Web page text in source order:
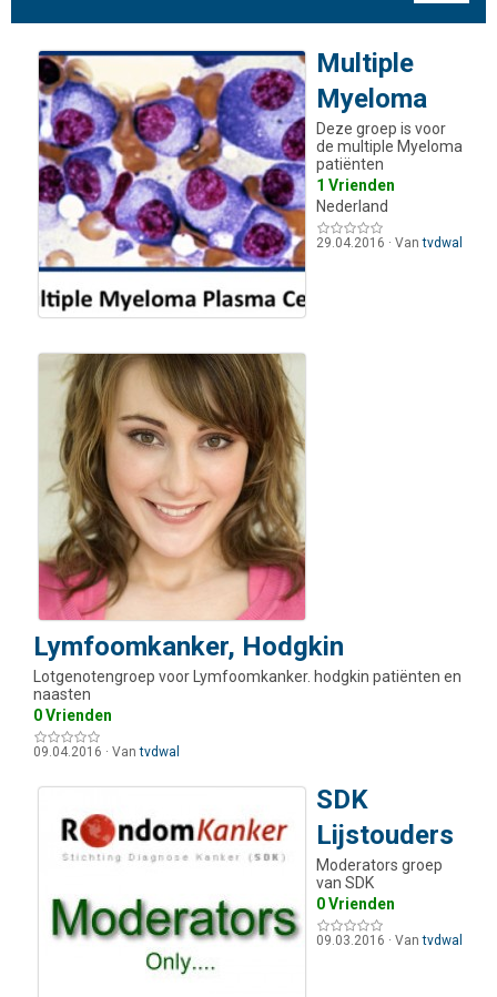
Multiple
Myeloma
Deze groep is voor
de multiple Myeloma
patiënten
1 Vrienden
Nederland
29.04.2016 · Vantvdwal
Lymfoomkanker, Hodgkin
Lotgenotengroep voor Lymfoomkanker. hodgkin patiënten en
naasten
0 Vrienden
09.04.2016 · Vantvdwal
SDK
Lijstouders
Moderators groep
van SDK
0 Vrienden
09.03.2016 · Vantvdwal